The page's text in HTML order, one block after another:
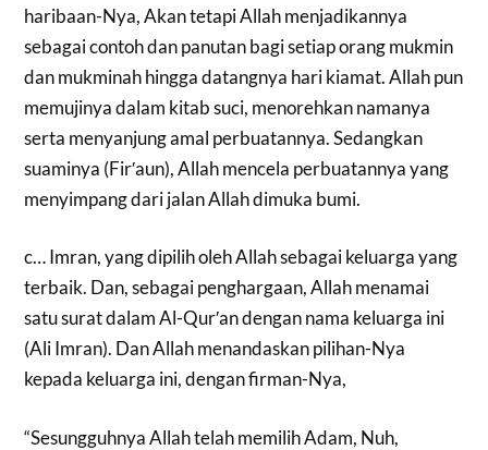
haribaan-Nya, Akan tetapi Allah menjadikannya
sebagai contoh dan panutan bagi setiap orang mukmin
dan mukminah hingga datangnya hari kiamat. Allah pun
memujinya dalam kitab suci, menorehkan namanya
serta menyanjung amal perbuatannya. Sedangkan
suaminya (Fir′aun), Allah mencela perbuatannya yang
menyimpang dari jalan Allah dimuka bumi.
c… Imran, yang dipilih oleh Allah sebagai keluarga yang
terbaik. Dan, sebagai penghargaan, Allah menamai
satu surat dalam Al-Qur′an dengan nama keluarga ini
(Ali Imran). Dan Allah menandaskan pilihan-Nya
kepada keluarga ini, dengan firman-Nya,
“Sesungguhnya Allah telah memilih Adam, Nuh,